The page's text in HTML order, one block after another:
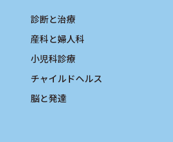
診断と治療
産科と婦人科
小児科診療
チャイルドヘルス
脳と発達